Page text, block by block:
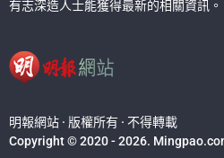
有志深造人士能獲得最新的相關資訊。
明報網站 · 版權所有 · 不得轉載
Copyright © 2020 - 2026.